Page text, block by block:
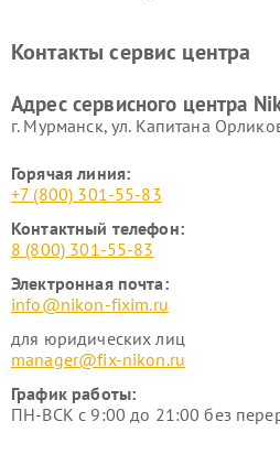
Контакты сервис центра
Адрес сервисного центра
г. Мурманск, ул. Капитана
Горячая линия:
+7 (800) 301-55-83
Контактный телефон:
8 (800) 301-55-83
Электронная почта:
info@nikon-fixim.ru
для юридических лиц
manager@fix-nikon.ru
График работы:
ПН-ВСК с 9:00 до 21:00 без